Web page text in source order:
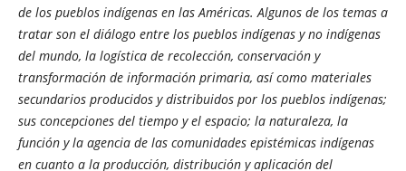
de los pueblos indígenas en las Américas. Algunos de los temas a
tratar son el diálogo entre los pueblos indígenas y no indígenas
del mundo, la logística de recolección, conservación y
transformación de información primaria, así como materiales
secundarios producidos y distribuidos por los pueblos indígenas;
sus concepciones del tiempo y el espacio; la naturaleza, la
función y la agencia de las comunidades epistémicas indígenas
en cuanto a la producción, distribución y aplicación del